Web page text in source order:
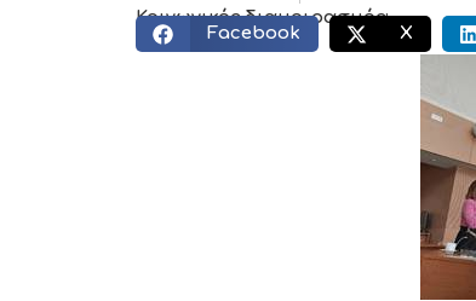
Κοινωνικός διαμοιρασμός:
Facebook X